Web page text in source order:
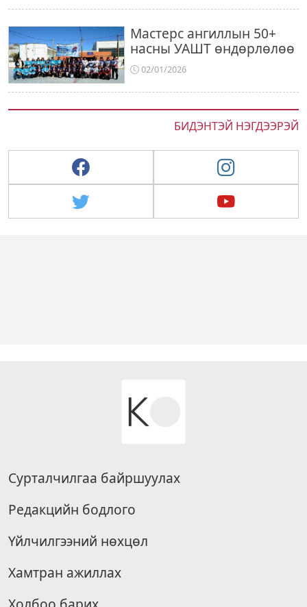
Мастерс ангиллын 50+
насны УАШТ өндөрлөлөө
02/01/2026
БИДЭНТЭЙ НЭГДЭЭРЭЙ
Сурталчилгаа байршуулах
Редакцийн бодлого
Үйлчилгээний нөхцөл
Хамтран ажиллах